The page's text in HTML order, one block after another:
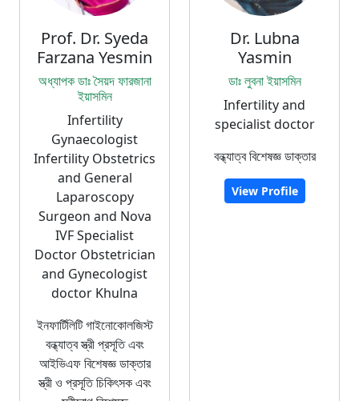
Prof. Dr. Syeda
Farzana Yesmin
অধ্যাপক ডাঃ সৈয়দ ফারজানা
ইয়াসমিন
Infertility
Gynaecologist
Infertility Obstetrics
and General
Laparoscopy
Surgeon and Nova
IVF Specialist
Doctor Obstetrician
and Gynecologist
doctor Khulna
ইনফার্টিলিটি গাইনোকোলজিস্ট
বন্ধ্যাত্ব স্ত্রী প্রসূতি এবং
আইভিএফ বিশেষজ্ঞ ডাক্তার
স্ত্রী ও প্রসূতি চিকিৎসক এবং
Dr. Lubna
Yasmin
ডাঃ লুবনা ইয়াসমিন
Infertility and
specialist doctor
বন্ধ্যাত্ব বিশেষজ্ঞ ডাক্তার
View Profile